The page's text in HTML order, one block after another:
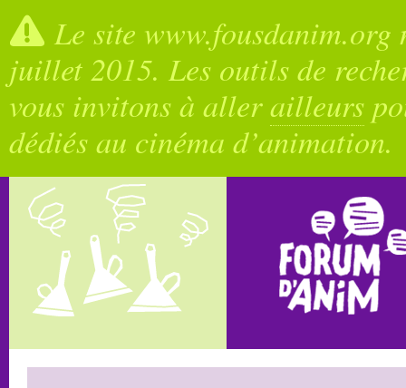
Le site
juillet 2015. Les outils de
vous invitons à allerailleurs
dédiés au cinéma d’animation.